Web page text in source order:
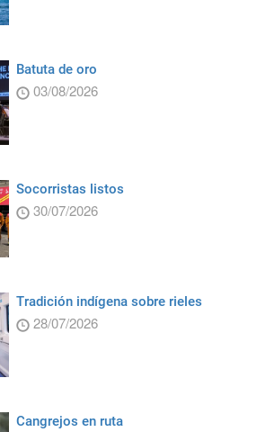
Batuta de oro
03/08/2026
Socorristas listos
30/07/2026
Tradición indígena sobre rieles
28/07/2026
Cangrejos en ruta